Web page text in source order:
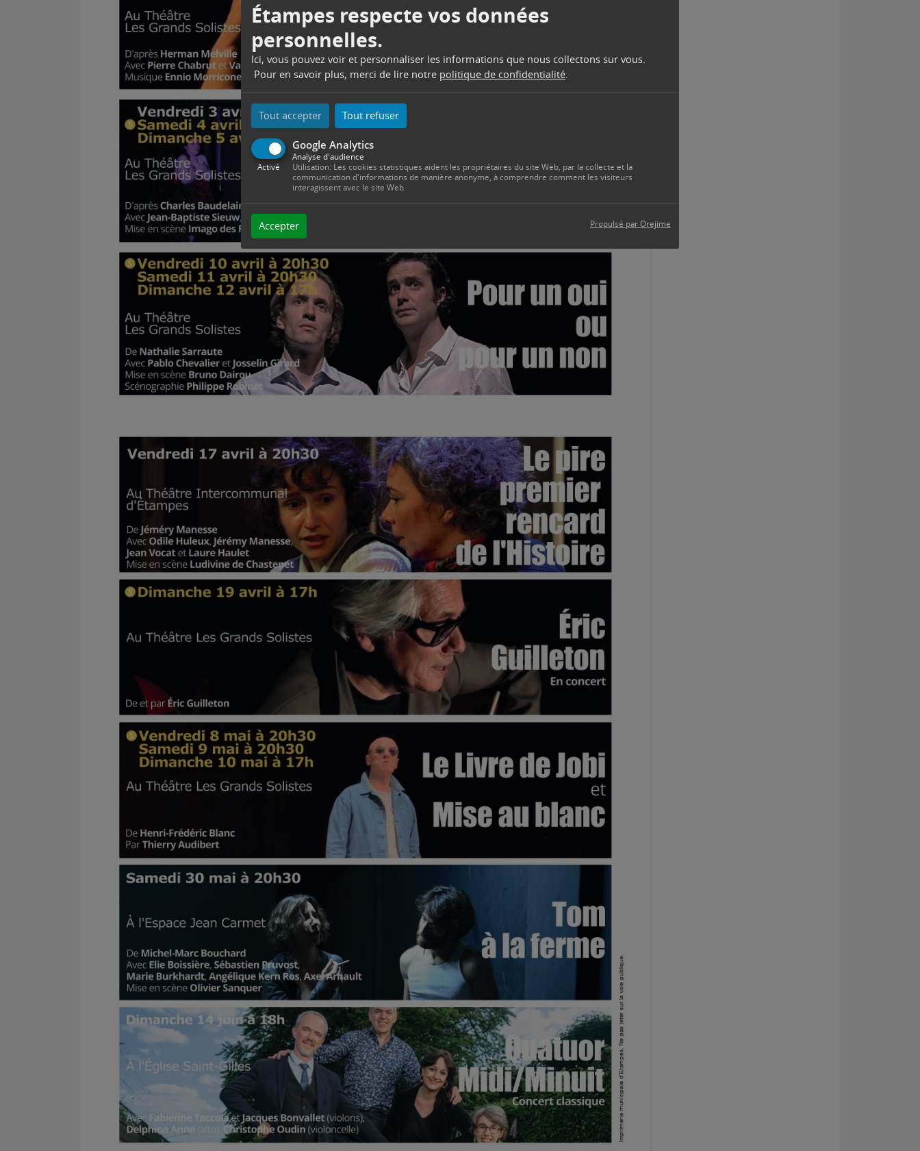
Étampes respecte vos données
personnelles.
Ici, vous pouvez voir et personnaliser les informations que nous collectons sur vous.
Pour en savoir plus, merci de lire notre politique de confidentialité
Tout accepter Tout refuser
Google Analytics
Activé
Analyse d'audience
Utilisation: Les cookies statistiques aident les propriétaires du site Web, par la collecte et la
communication d'informations de manière anonyme, à comprendre comment les visiteurs
interagissent avec le site Web.
Accepter Propulsé par Orejime